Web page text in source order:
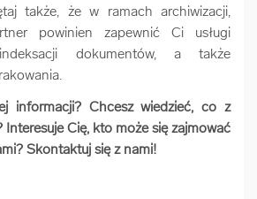
także, że w ramach archiwizacji,
powinien zapewnić Ci usługi
indeksacji dokumentów, a także
informacji? Chcesz wiedzieć, co z
Cię, kto może się zajmować
Skontaktuj się z nami!